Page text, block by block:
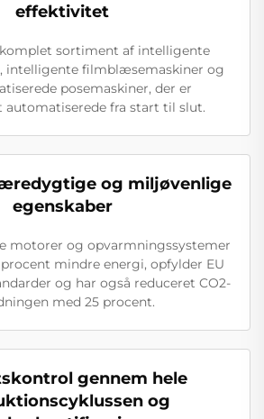
effektivitet
sortiment af intelligente
intelligente filmblæsemaskiner og
posemaskiner, der er
fra start til slut.
og miljøvenlige
egenskaber
motorer og opvarmningssystemer
mindre energi, opfylder EU
og har også reduceret CO2-
med 25 procent.
gennem hele
og